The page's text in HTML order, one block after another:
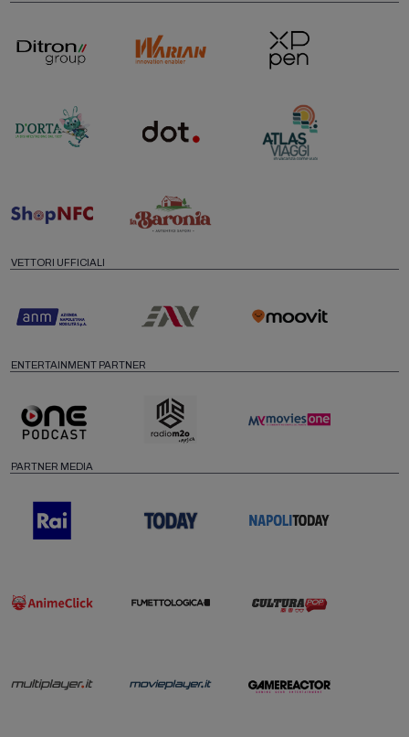
VETTORI UFFICIALI
ENTERTAINMENT PARTNER
PARTNER MEDIA